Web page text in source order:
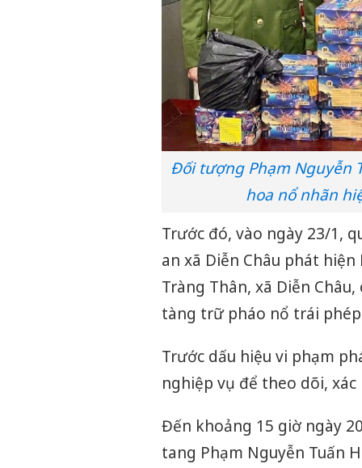
Đối tượng Phạm Nguyễn
hoa nổ nhãn
Trước đó, vào ngày 23/1,
an xã Diễn Châu phát
Tràng Thân, xã Diễn
tàng trữ pháo nổ trái
Trước dấu hiệu vi phạm
nghiệp vụ để theo dõi, xác
Đến khoảng 15 giờ ngày
tang Phạm Nguyễn Tuấn